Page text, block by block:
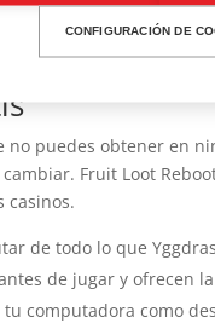
puedes obtener en
Fruit Loot
casinos.
de todo lo que
de jugar y ofrecen
computadora como
CONFIGURACIÓN DE